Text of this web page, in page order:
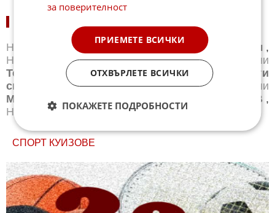
Новини Бг футбол ,Новини Световен футбол ,
Новини
Баскетбол ,Новини Волейбол
Новини
Тенис
Новини Бойни спортове , Новини
Други
спортове
,Новини Лека атлетика
Новини
Моторни спортове
Спортът по ТВ ,
Новини
Зимни спортове
СПОРТ КУИЗОВЕ
за поверителност
ПРИЕМЕТЕ ВСИЧКИ
ОТХВЪРЛЕТЕ ВСИЧКИ
ПОКАЖЕТЕ ПОДРОБНОСТИ